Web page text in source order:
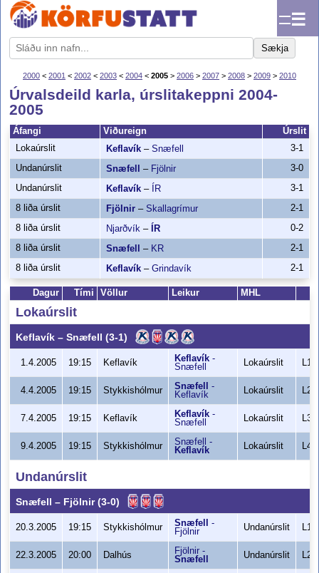
☰
Sækja
2000 < 2001 < 2002 < 2003 < 2004 < 2005 > 2006 > 2007 > 2008 > 2009 > 2010
Úrvalsdeild karla, úrslitakeppni 2004-
2005
Áfangi Viðureign
Úrslit
Lokaúrslit
Keflavík – Snæfell
3-1
Undanúrslit
Snæfell – Fjölnir
3-0
Undanúrslit
Keflavík – ÍR
3-1
8 liða úrslit
Fjölnir – Skallagrímur
2-1
8 liða úrslit
Njarðvík – ÍR
0-2
8 liða úrslit
Snæfell – KR
2-1
8 liða úrslit
Keflavík – Grindavík 2-1
Dagur Tími Völlur Leikur MHL
Lokaúrslit
Keflavík – Snæfell (3-1)
1.4.2005 19:15 Keflavík Keflavík -
Snæfell
Lokaúrslit L1
4.4.2005 19:15 Stykkishólmur Snæfell
-
Keflavík
Lokaúrslit L2
7.4.2005 19:15 Keflavík Keflavík -
Snæfell
Lokaúrslit L3
9.4.2005 19:15 Stykkishólmur Snæfell
-
Keflavík
Lokaúrslit L4
Undanúrslit
Snæfell – Fjölnir(3-0)
20.3.2005 19:15 Stykkishólmur Snæfell
-
Fjölnir
Undanúrslit L1
22.3.2005 20:00 Dalhús Fjölnir -
Snæfell
Undanúrslit L2